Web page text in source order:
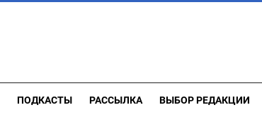
ПОДКАСТЫ РАССЫЛКА ВЫБОР РЕДАКЦИИ